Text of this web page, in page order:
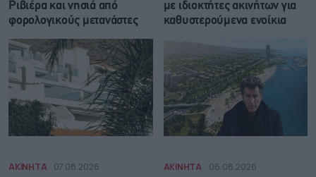
Ριβιέρα και νησιά από
φορολογικούς μετανάστες
με ιδιοκτήτες ακινήτων για
καθυστερούμενα ενοίκια
ΑΚΙΝΗΤΑ 07.08.2026 ΑΚΙΝΗΤΑ 06.08.2026